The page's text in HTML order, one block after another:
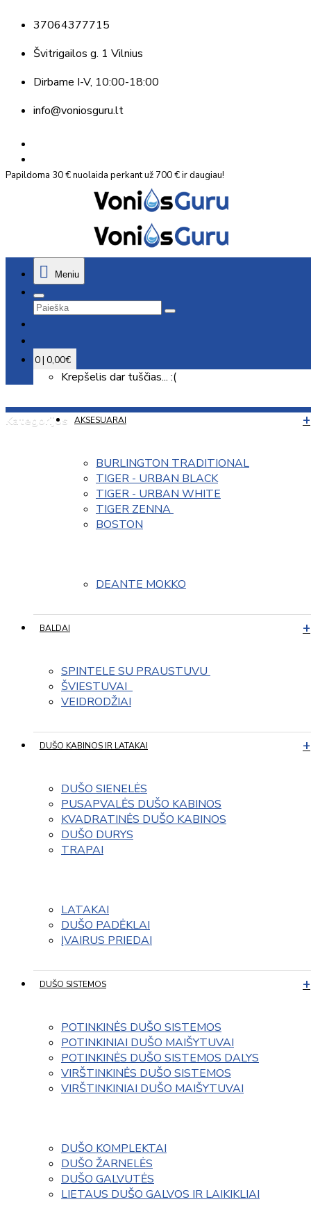
37064377715
Švitrigailos g. 1 Vilnius
Dirbame I-V, 10:00-18:00
info@voniosguru.lt
Papildoma 30 € nuolaida perkant už 700 € ir daugiau!
Meniu
0 | 0,00€
Krepšelis dar tuščias... :(
Kategorijos AKSESUARAI
BURLINGTON TRADITIONAL
TIGER - URBAN BLACK
TIGER - URBAN WHITE
TIGER ZENNA
BOSTON
DEANTE MOKKO
BALDAI
SPINTELE SU PRAUSTUVU
ŠVIESTUVAI
VEIDRODŽIAI
DUŠO KABINOS IR LATAKAI
DUŠO SIENELĖS
PUSAPVALĖS DUŠO KABINOS
KVADRATINĖS DUŠO KABINOS
DUŠO DURYS
TRAPAI
LATAKAI
DUŠO PADĖKLAI
ĮVAIRUS PRIEDAI
DUŠO SISTEMOS
POTINKINĖS DUŠO SISTEMOS
POTINKINIAI DUŠO MAIŠYTUVAI
POTINKINĖS DUŠO SISTEMOS DALYS
VIRŠTINKINĖS DUŠO SISTEMOS
VIRŠTINKINIAI DUŠO MAIŠYTUVAI
DUŠO KOMPLEKTAI
DUŠO ŽARNELĖS
DUŠO GALVUTĖS
LIETAUS DUŠO GALVOS IR LAIKIKLIAI